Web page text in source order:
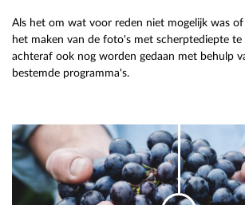
Als het om wat voor reden niet mogelijk was
het maken van de foto's met scherptediepte
achteraf ook nog worden gedaan met behulp
bestemde programma's.